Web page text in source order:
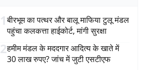
1बीरभूम का पत्थर और बालू माफिया टुलू मंडल
पहुंचा कलकत्ता हाईकोर्ट, मांगी सुरक्षा
2हमीम मंडल के मददगार आदित्य के खाते में
30 लाख रुपए? जांच में जुटी एसटीएफ